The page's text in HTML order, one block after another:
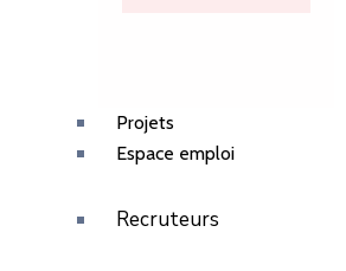
Projets
Espace emploi
Recruteurs